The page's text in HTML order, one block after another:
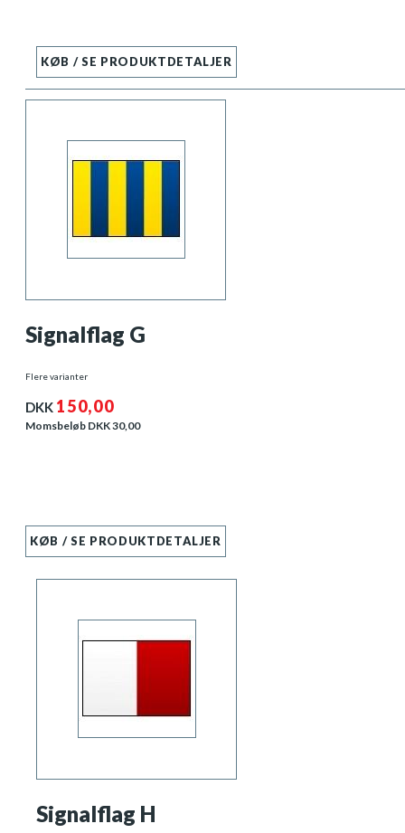
KØB / SE PRODUKTDETALJER
Signalflag G
Flere varianter
DKK 150,00
Momsbeløb DKK30,00
KØB / SE PRODUKTDETALJER
Signalflag H